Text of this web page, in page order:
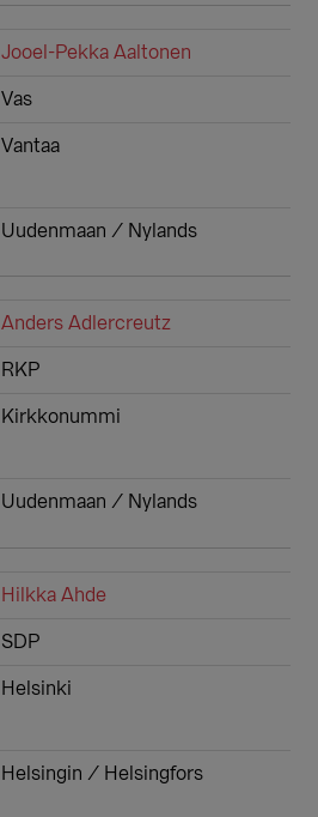
Jooel-Pekka Aaltonen
Vas
Vantaa
Uudenmaan / Nylands
Anders Adlercreutz
RKP
Kirkkonummi
Uudenmaan / Nylands
Hilkka Ahde
SDP
Helsinki
Helsingin / Helsingfors